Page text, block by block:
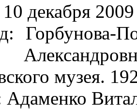
декабря 2009
музея.